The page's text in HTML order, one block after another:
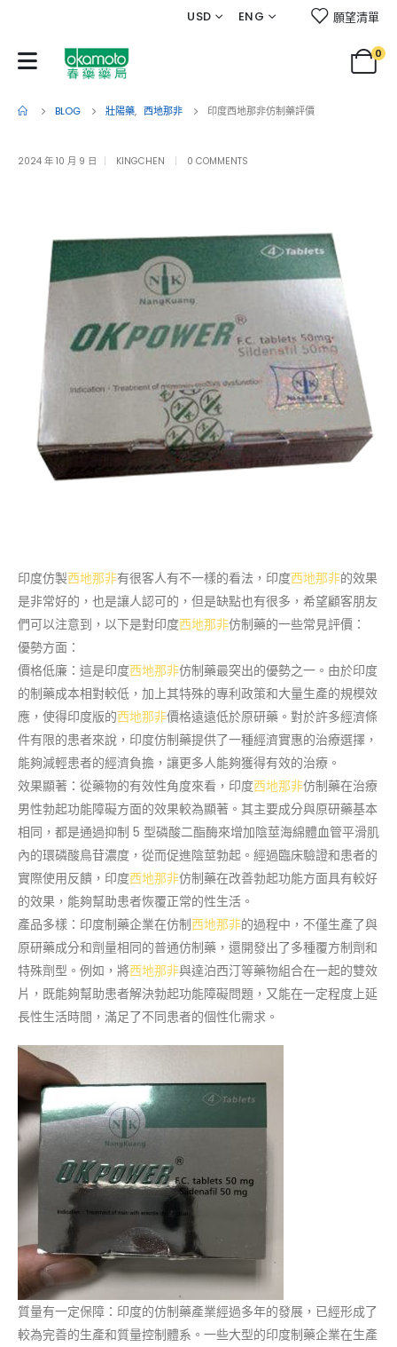
USD ENG 願望清單
0
BLOG 壯陽藥, 西地那非 印度西地那非仿制藥評價
2024 年 10 月 9 日 KINGCHEN 0 COMMENTS
印度仿製西地那非有很客人有不一樣的看法，印度西地那非的效果
是非常好的，也是讓人認可的，但是缺點也有很多，希望顧客朋友
們可以注意到，以下是對印度西地那非仿制藥的一些常見評價：
優勢方面：
價格低廉：這是印度西地那非仿制藥最突出的優勢之一。由於印度
的制藥成本相對較低，加上其特殊的專利政策和大量生產的規模效
應，使得印度版的西地那非價格遠遠低於原研藥。對於許多經濟條
件有限的患者來說，印度仿制藥提供了一種經濟實惠的治療選擇，
能夠減輕患者的經濟負擔，讓更多人能夠獲得有效的治療。
效果顯著：從藥物的有效性角度來看，印度西地那非仿制藥在治療
男性勃起功能障礙方面的效果較為顯著。其主要成分與原研藥基本
相同，都是通過抑制 5 型磷酸二酯酶來增加陰莖海綿體血管平滑肌
內的環磷酸鳥苷濃度，從而促進陰莖勃起。經過臨床驗證和患者的
實際使用反饋，印度西地那非仿制藥在改善勃起功能方面具有較好
的效果，能夠幫助患者恢覆正常的性生活。
產品多樣：印度制藥企業在仿制西地那非的過程中，不僅生產了與
原研藥成分和劑量相同的普通仿制藥，還開發出了多種覆方制劑和
特殊劑型。例如，將西地那非與達泊西汀等藥物組合在一起的雙效
片，既能夠幫助患者解決勃起功能障礙問題，又能在一定程度上延
長性生活時間，滿足了不同患者的個性化需求。
質量有一定保障：印度的仿制藥產業經過多年的發展，已經形成了
較為完善的生產和質量控制體系。一些大型的印度制藥企業在生產